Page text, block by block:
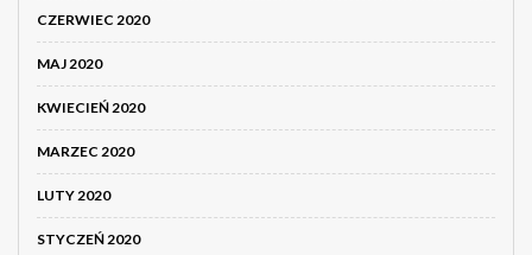
CZERWIEC 2020
MAJ 2020
KWIECIEŃ 2020
MARZEC 2020
LUTY 2020
STYCZEŃ 2020